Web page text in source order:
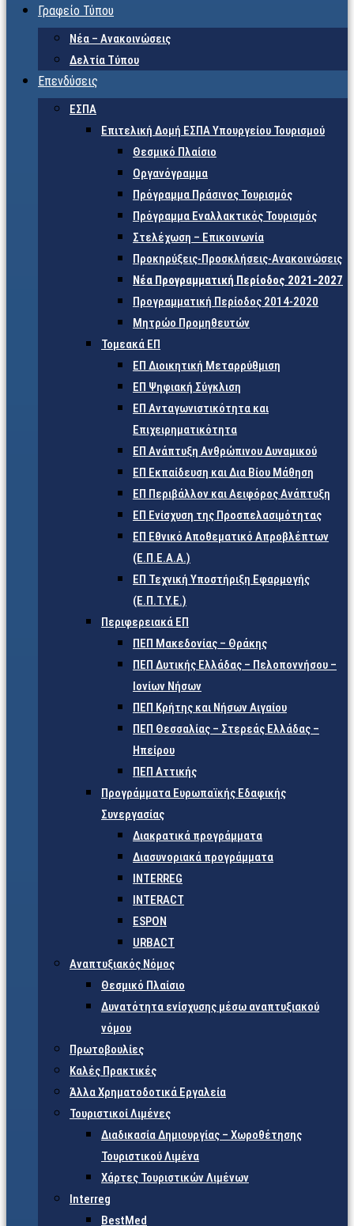
Γραφείο Τύπου
Νέα – Ανακοινώσεις
Δελτία Τύπου
Επενδύσεις
ΕΣΠΑ
Επιτελική Δομή ΕΣΠΑ Υπουργείου Τουρισμού
Θεσμικό Πλαίσιο
Οργανόγραμμα
Πρόγραμμα Πράσινος Τουρισμός
Πρόγραμμα Εναλλακτικός Τουρισμός
Στελέχωση – Επικοινωνία
Προκηρύξεις-Προσκλήσεις-Ανακοινώσεις
Νέα Προγραμματική Περίοδος 2021-2027
Προγραμματική Περίοδος 2014-2020
Μητρώο Προμηθευτών
Τομεακά ΕΠ
ΕΠ Διοικητική Μεταρρύθμιση
ΕΠ Ψηφιακή Σύγκλιση
ΕΠ Ανταγωνιστικότητα και
Επιχειρηματικότητα
ΕΠ Ανάπτυξη Ανθρώπινου Δυναμικού
ΕΠ Εκπαίδευση και Δια Βίου Μάθηση
ΕΠ Περιβάλλον και Αειφόρος Ανάπτυξη
ΕΠ Ενίσχυση της Προσπελασιμότητας
ΕΠ Εθνικό Αποθεματικό Απροβλέπτων
(Ε.Π.Ε.Α.Α.)
ΕΠ Τεχνική Υποστήριξη Εφαρμογής
(Ε.Π.Τ.Υ.Ε.)
Περιφερειακά ΕΠ
ΠΕΠ Μακεδονίας – Θράκης
ΠΕΠ Δυτικής Ελλάδας – Πελοποννήσου –
Ιονίων Νήσων
ΠΕΠ Κρήτης και Νήσων Αιγαίου
ΠΕΠ Θεσσαλίας – Στερεάς Ελλάδας –
Ηπείρου
ΠΕΠ Αττικής
Προγράμματα Ευρωπαϊκής Εδαφικής
Συνεργασίας
Διακρατικά προγράμματα
Διασυνοριακά προγράμματα
INTERREG
INTERACT
ESPON
URBACT
Αναπτυξιακός Νόμος
Θεσμικό Πλαίσιο
Δυνατότητα ενίσχυσης μέσω αναπτυξιακού
νόμου
Πρωτοβουλίες
Καλές Πρακτικές
Άλλα Χρηματοδοτικά Εργαλεία
Τουριστικοί Λιμένες
Διαδικασία Δημιουργίας – Χωροθέτησης
Τουριστικού Λιμένα
Χάρτες Τουριστικών Λιμένων
Interreg
BestMed